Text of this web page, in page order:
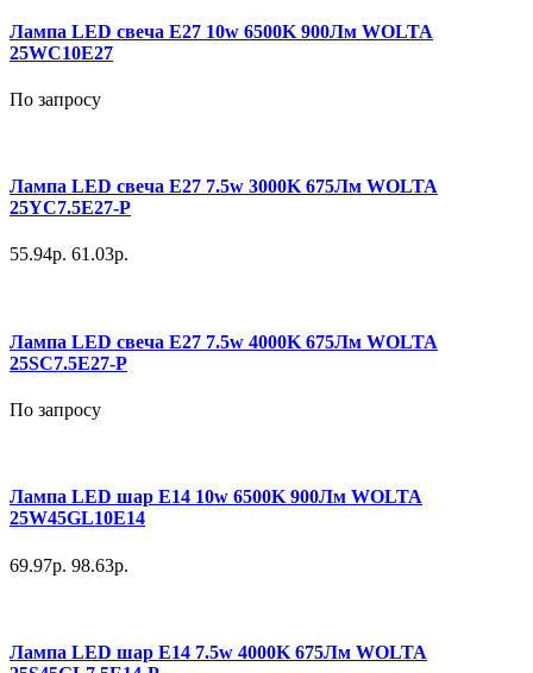
Лампа LED свеча E27 10w 6500K 900Лм WOLTA
25WC10E27
По запросу
Лампа LED свеча E27 7.5w 3000K 675Лм WOLTA
25YC7.5E27-P
55.94р. 61.03р.
Лампа LED свеча E27 7.5w 4000K 675Лм WOLTA
25SC7.5E27-P
По запросу
Лампа LED шар E14 10w 6500K 900Лм WOLTA
25W45GL10E14
69.97р. 98.63р.
Лампа LED шар E14 7.5w 4000K 675Лм WOLTA